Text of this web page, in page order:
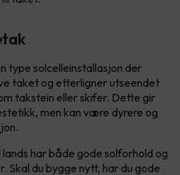
type solcelleinstallasjon der
taket og etterligner utseendet
takstein eller skifer. Dette gir
men kan være dyrere og
har både gode solforhold og
Skal du bygge nytt, har du gode